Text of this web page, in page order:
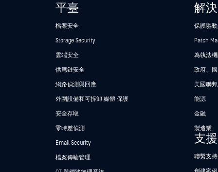
平臺
檔案安全
Storage Security
雲端安全
供應鏈安全
網路偵測與回應
外圍設備和可拆卸 媒體 保護
安全存取
零時差偵測
Email Security
檔案傳輸管理
解
保護驅
Patch
為執法
政府、
美國聯
能源
金融
製造業
支
聯繫支